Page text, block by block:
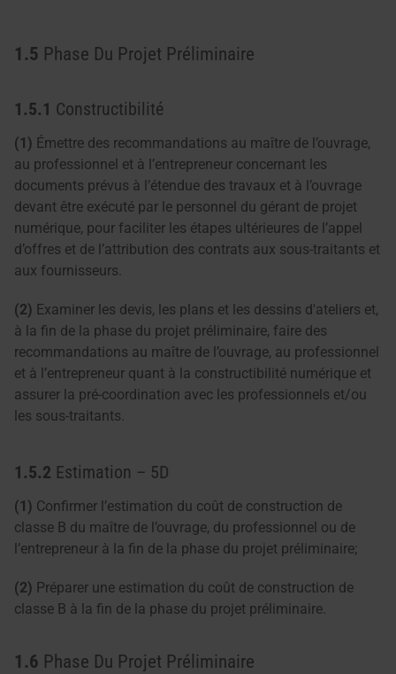
1.5 Phase Du Projet Préliminaire
1.5.1 Constructibilité
(1) Émettre des recommandations au maître de l’ouvrage,
au professionnel et à l’entrepreneur concernant les
documents prévus à l’étendue des travaux et à l’ouvrage
devant être exécuté par le personnel du gérant de projet
numérique, pour faciliter les étapes ultérieures de l’appel
d’offres et de l’attribution des contrats aux sous-traitants et
aux fournisseurs.
(2) Examiner les devis, les plans et les dessins d'ateliers et,
à la fin de la phase du projet préliminaire, faire des
recommandations au maître de l’ouvrage, au professionnel
et à l’entrepreneur quant à la constructibilité numérique et
assurer la pré-coordination avec les professionnels et/ou
les sous-traitants.
1.5.2 Estimation – 5D
(1) Confirmer l’estimation du coût de construction de
classe B du maître de l’ouvrage, du professionnel ou de
l’entrepreneur à la fin de la phase du projet préliminaire;
(2) Préparer une estimation du coût de construction de
classe B à la fin de la phase du projet préliminaire.
1.6 Phase Du Projet Préliminaire